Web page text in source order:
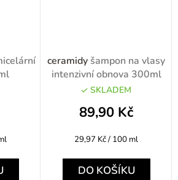
ceramidy šampon na vlasy
intenzivní obnova 300ml
SKLADEM
89,90 Kč
Měrná
29,97 Kč / 100 ml
DO KOŠÍKU